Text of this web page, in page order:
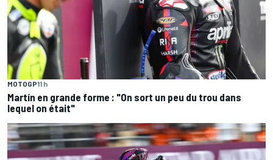
MOTOGP11 h
Martín en grande forme : "On sort un peu du trou dans
lequel on était"